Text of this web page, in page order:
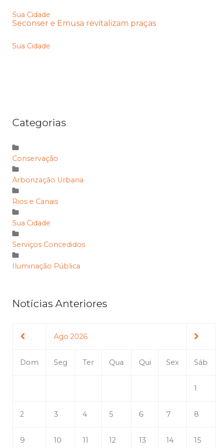
Sua Cidade
Seconser e Emusa revitalizam praças
Sua Cidade
Categorias
Conservação
Arborização Urbana
Rios e Canais
Sua Cidade
Serviços Concedidos
Iluminação Pública
Notícias Anteriores
Ago 2026
Dom Seg Ter Qua Qui Sex Sáb
1
2 3 4 5 6 7 8
9 10 11 12 13 14 15